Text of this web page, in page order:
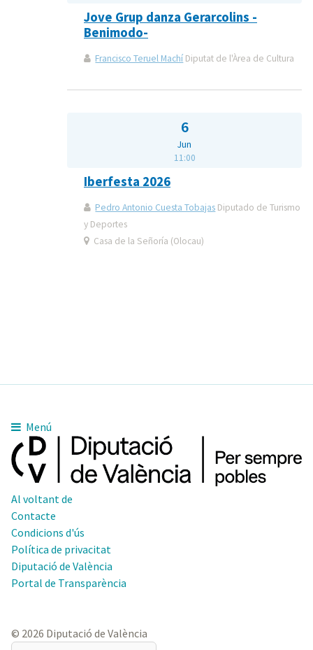
Jove Grup danza Gerarcolins -
Benimodo-
Francisco Teruel Machí Diputat de l'Àrea de Cultura
6
Jun
11:00
Iberfesta 2026
Pedro Antonio Cuesta Tobajas Diputado de Turismo
y Deportes
Casa de la Señoría (Olocau)
Menú
Al voltant de
Contacte
Condicions d'ús
Política de privacitat
Diputació de València
Portal de Transparència
© 2026 Diputació de València